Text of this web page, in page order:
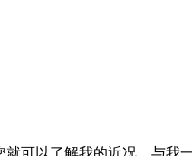
可以了解我的近况，与我